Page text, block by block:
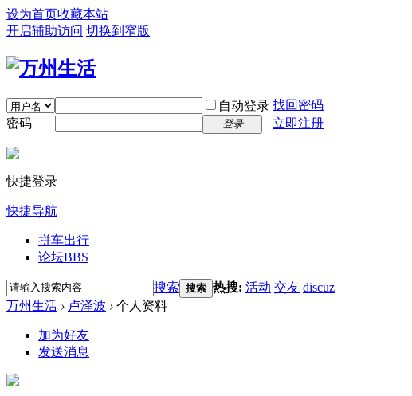
设为首页收藏本站
开启辅助访问 切换到窄版
自动登录 找回密码
密码
登录 立即注册
快捷登录
快捷导航
拼车出行
论坛BBS
搜索 搜索 热搜: 活动 交友 discuz
万州生活 › 卢泽波 › 个人资料
加为好友
发送消息